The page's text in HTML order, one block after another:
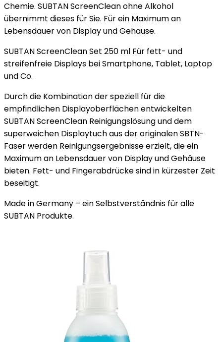
Chemie. SUBTAN ScreenClean ohne Alkohol
übernimmt dieses für Sie. Für ein Maximum an
Lebensdauer von Display und Gehäuse.
SUBTAN ScreenClean Set 250 ml Für fett- und
streifenfreie Displays bei Smartphone, Tablet, Laptop
und Co.
Durch die Kombination der speziell für die
empfindlichen Displayoberflächen entwickelten
SUBTAN ScreenClean Reinigungslösung und dem
superweichen Displaytuch aus der originalen SBTN-
Faser werden Reinigungsergebnisse erzielt, die ein
Maximum an Lebensdauer von Display und Gehäuse
bieten. Fett- und Fingerabdrücke sind in kürzester Zeit
beseitigt.
Made in Germany – ein Selbstverständnis für alle
SUBTAN Produkte.